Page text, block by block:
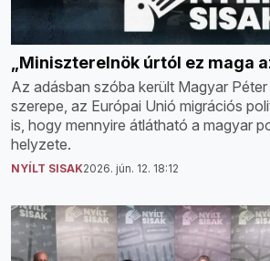
„Miniszterelnök úrtól ez maga
Az adásban szóba került Magyar
szerepe, az Európai Unió migrációs
is, hogy mennyire átlátható a magyar
helyzete.
NYÍLT SISAK2026. jún. 12. 18:12